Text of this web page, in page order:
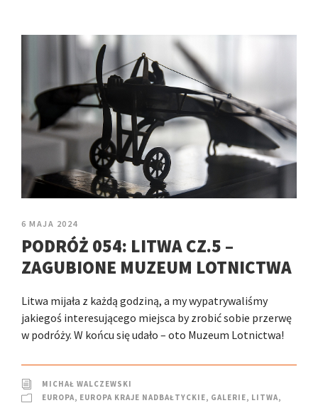
6 MAJA 2024
PODRÓŻ 054: LITWA CZ.5 –
ZAGUBIONE MUZEUM LOTNICTWA
Litwa mijała z każdą godziną, a my wypatrywaliśmy
jakiegoś interesującego miejsca by zrobić sobie przerwę
w podróży. W końcu się udało – oto Muzeum Lotnictwa!
MICHAŁ WALCZEWSKI
EUROPA, EUROPA KRAJE NADBAŁTYCKIE, GALERIE, LITWA,